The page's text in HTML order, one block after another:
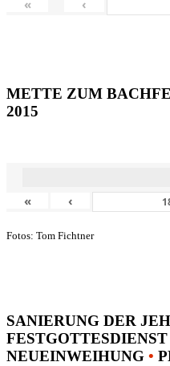
« ‹
METTE ZUM
2015
« ‹
Fotos: Tom Fichtner
SANIERUNG DER
NEUEINWEIHUNG •